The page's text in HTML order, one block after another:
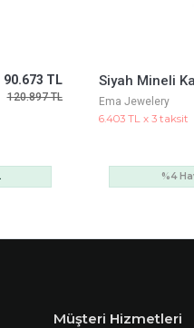
17.437 TL
23.249 TL
Altın Örme
Ema Jewelery
9.989 TL x 3 taksit
%4
Müşteri Hizmetleri